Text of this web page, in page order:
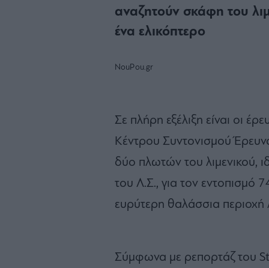
αναζητούν σκάφη του
ένα ελικόπτερο
NouPou.gr
Σε πλήρη εξέλιξη είναι οι
Κέντρου Συντονισμού
δύο πλωτών του λιμενικού,
του Λ.Σ., για τον εντοπισμό
ευρύτερη θαλάσσια
Σύμφωνα με ρεπορτάζ του